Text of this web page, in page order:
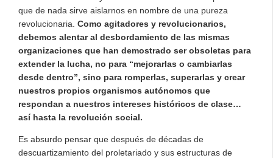
que de nada sirve aislarnos en nombre de una pureza
revolucionaria. Como agitadores y revolucionarios,
debemos alentar al desbordamiento de las mismas
organizaciones que han demostrado ser obsoletas para
extender la lucha, no para “mejorarlas o cambiarlas
desde dentro”, sino para romperlas, superarlas y crear
nuestros propios organismos autónomos que
respondan a nuestros intereses históricos de clase…
así hasta la revolución social.
Es absurdo pensar que después de décadas de
descuartizamiento del proletariado y sus estructuras de